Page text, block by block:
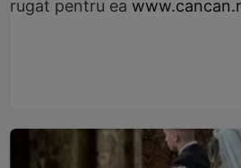
rugat pentru ea